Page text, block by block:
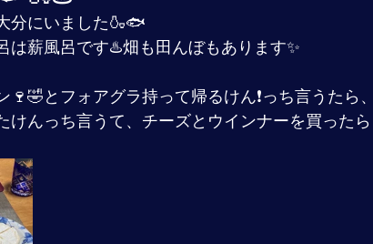
分にいました🍶🐟
は薪風呂です♨️畑も田んぼもあります✨
🍷🤣とフォアグラ持って帰るけん❗️っち言うたら
けんっち言うて、チーズとウインナーを買った